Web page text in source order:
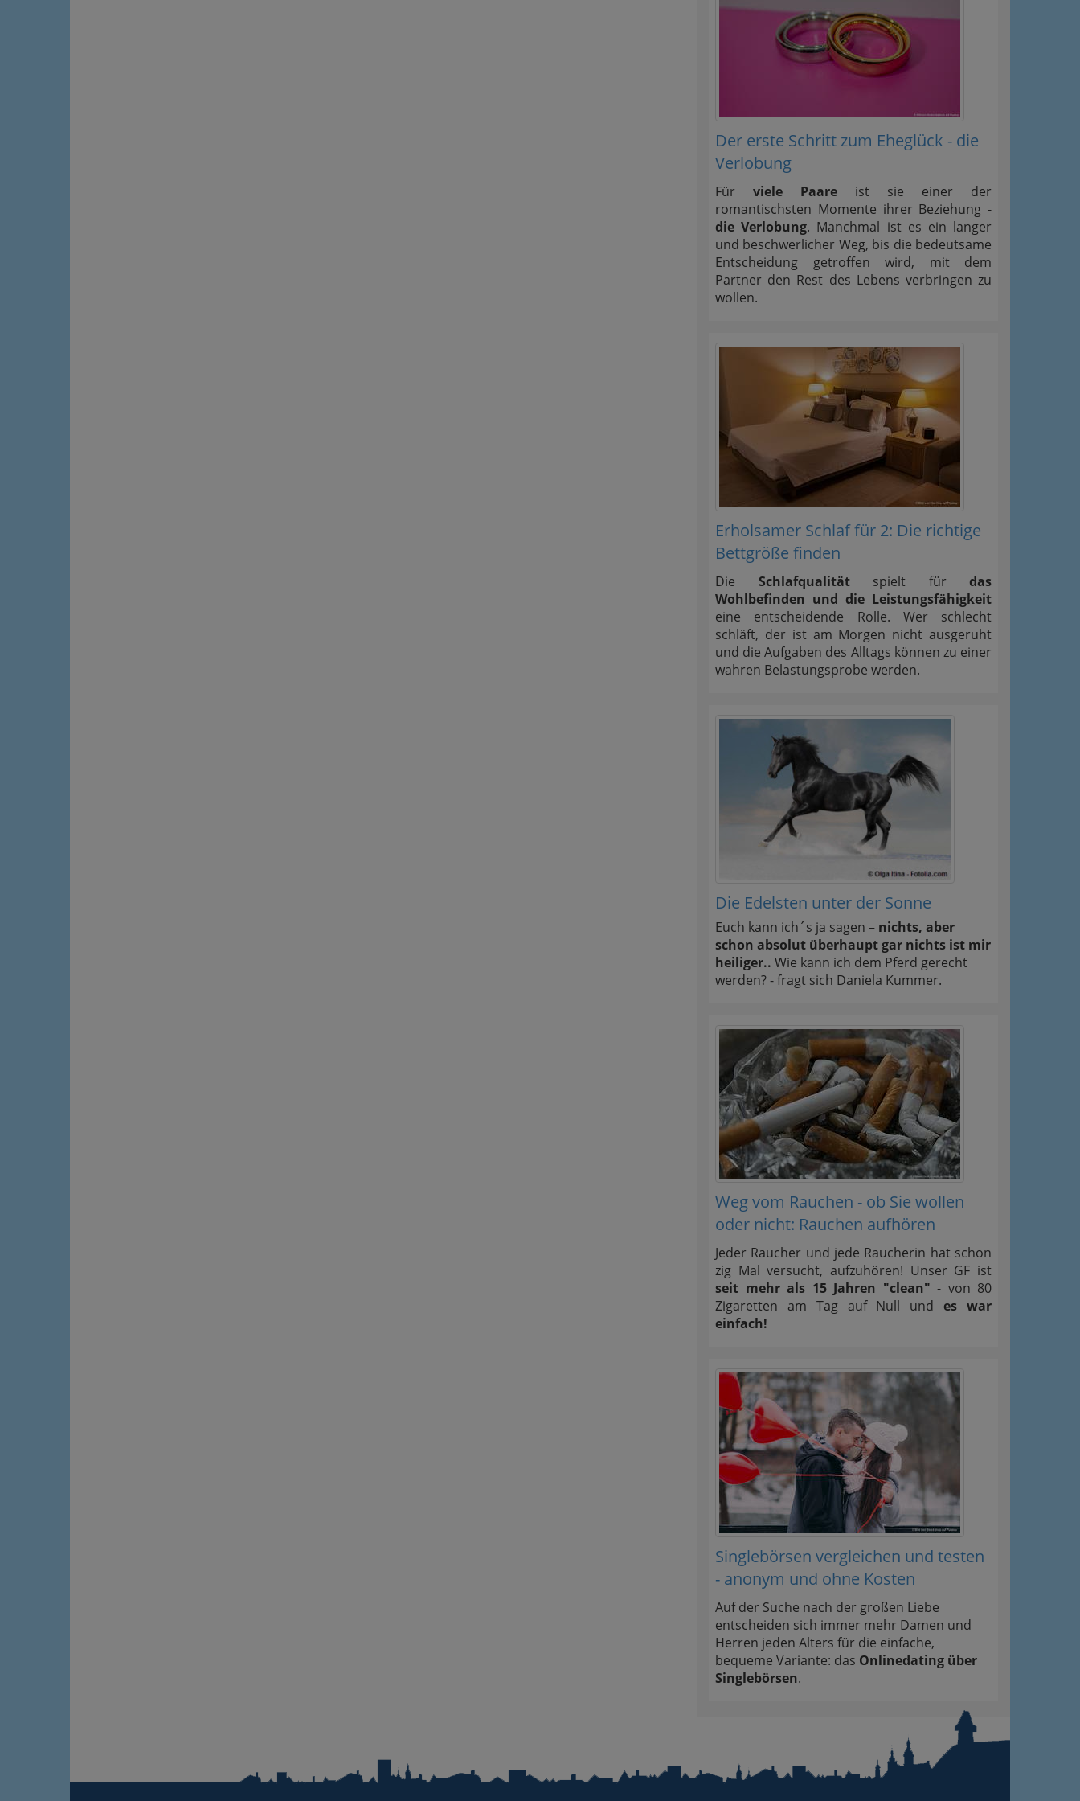
Der erste Schritt zum Eheglück - die
Verlobung
Für viele Paare ist sie einer der
romantischsten Momente ihrer Beziehung -
die Verlobung. Manchmal ist es ein langer
und beschwerlicher Weg, bis die bedeutsame
Entscheidung getroffen wird, mit dem
Partner den Rest des Lebens verbringen zu
wollen.
Erholsamer Schlaf für 2: Die richtige
Bettgröße finden
Die Schlafqualitätspielt für das
Wohlbefinden und die Leistungsfähigkeit
eine entscheidende Rolle. Wer schlecht
schläft, der ist am Morgen nicht ausgeruht
und die Aufgaben des Alltags können zu einer
wahren Belastungsprobe werden.
Die Edelsten unter der Sonne
Euch kann ich´s ja sagen – nichts, aber
schon absolut überhaupt gar nichts ist mir
heiliger.. Wie kann ich dem Pferd gerecht
werden? - fragt sich Daniela Kummer.
Weg vom Rauchen - ob Sie wollen
oder nicht: Rauchen aufhören
Jeder Raucher und jede Raucherin hat schon
zig Mal versucht, aufzuhören! Unser GF ist
seit mehr als 15 Jahren "clean" - von 80
Zigaretten am Tag auf Null undes war
einfach!
Singlebörsen vergleichen und testen
- anonym und ohne Kosten
Auf der Suche nach der großen Liebe
entscheiden sich immer mehr Damen und
Herren jeden Alters für die einfache,
bequeme Variante: das Onlinedating über
Singlebörsen.